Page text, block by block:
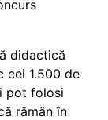
didactică
cei 1.500 de
pot folosi
rămân în